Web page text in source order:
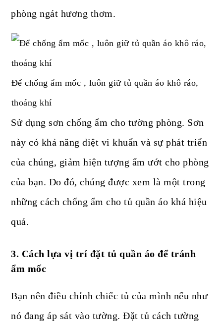
phòng ngát hương thơm.
Để chống ẩm mốc , luôn giữ tủ quần áo khô ráo,
thoáng khí
Sử dụng sơn chống ẩm cho tường phòng. Sơn
này có khả năng diệt vi khuẩn và sự phát triển
của chúng, giảm hiện tượng ẩm ướt cho phòng
của bạn. Do đó, chúng được xem là một trong
những cách chống ẩm cho tủ quần áo khá hiệu
quả.
3. Cách lựa vị trí đặt tủ quần áo để tránh
ẩm mốc
Bạn nên điều chỉnh chiếc tủ của mình nếu như
nó đang áp sát vào tường. Đặt tủ cách tường